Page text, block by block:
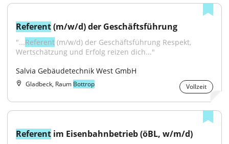
Referent (m/w/d) der Geschäftsführung
"...Referent (m/w/d) der Geschäftsführung Respekt,
Wertschätzung und Erfolg reizen dich..."
Salvia Gebäudetechnik West GmbH
Gladbeck, Raum Bottrop Vollzeit
Referent im Eisenbahnbetrieb (öBL, w/m/d)